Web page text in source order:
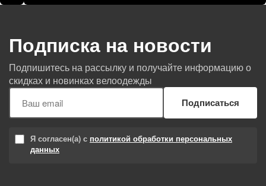
Подписка на новости
Подпишитесь на рассылку и получайте информацию о
скидках и новинках велоодежды
Подписаться
Я согласен(а) с политикой обработки персональных
данных